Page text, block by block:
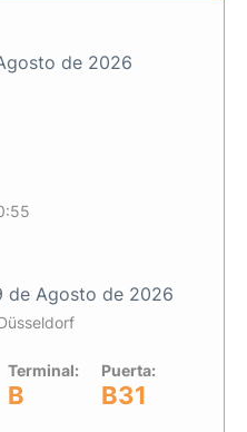
de 2026
de Agosto de 2026
Terminal:
B
Puerta:
B31